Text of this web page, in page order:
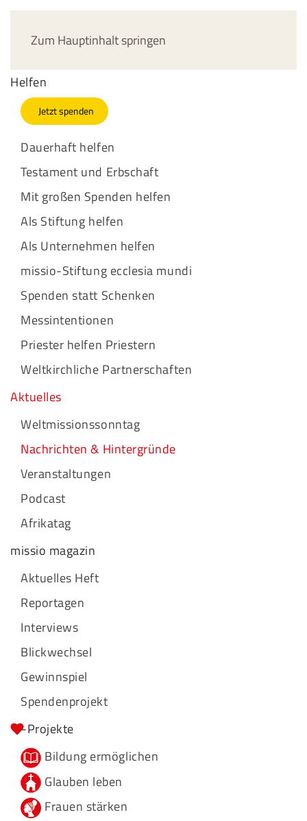
Zum Hauptinhalt springen
Helfen
Jetzt spenden
Dauerhaft helfen
Testament und Erbschaft
Mit großen Spenden helfen
Als Stiftung helfen
Als Unternehmen helfen
missio-Stiftung ecclesia mundi
Spenden statt Schenken
Messintentionen
Priester helfen Priestern
Weltkirchliche Partnerschaften
Aktuelles
Weltmissionssonntag
Nachrichten & Hintergründe
Veranstaltungen
Podcast
Afrikatag
missio magazin
Aktuelles Heft
Reportagen
Interviews
Blickwechsel
Gewinnspiel
Spendenprojekt
-Projekte
Bildung ermöglichen
Glauben leben
Frauen stärken